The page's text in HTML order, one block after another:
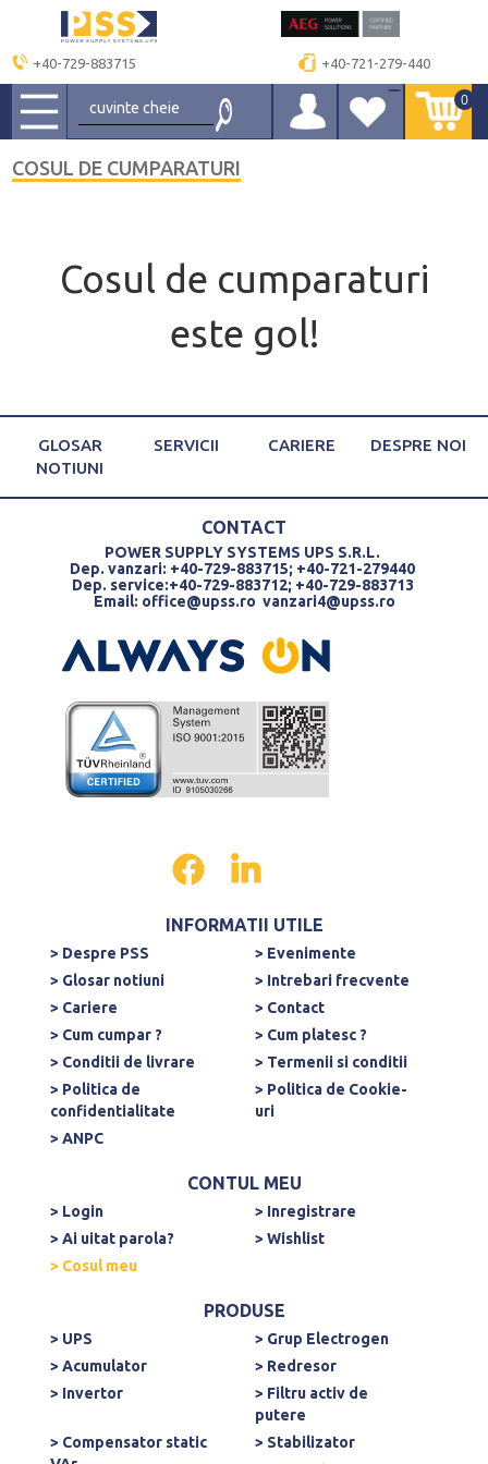
+40-729-883715 +40-721-279-440
0
COSUL DE CUMPARATURI
Cosul de cumparaturi
este gol!
GLOSAR
NOTIUNI
SERVICII CARIERE DESPRE NOI
CONTACT
POWER SUPPLY SYSTEMS UPS S.R.L.
Dep. vanzari: +40-729-883715; +40-721-279440
Dep. service:+40-729-883712; +40-729-883713
Email: office@upss.ro vanzari4@upss.ro
INFORMATII UTILE
> Despre PSS
> Evenimente
> Glosar notiuni
> Intrebari frecvente
> Cariere
> Contact
> Cum cumpar ?
> Cum platesc ?
> Conditii de livrare
> Termenii si conditii
> Politica de
confidentialitate
> Politica de Cookie-
uri
> ANPC
CONTUL MEU
> Login
> Inregistrare
> Ai uitat parola?
> Wishlist
> Cosul meu
PRODUSE
> UPS
> Grup Electrogen
> Acumulator
> Redresor
> Invertor
> Filtru activ de
putere
> Compensator static
> Stabilizator